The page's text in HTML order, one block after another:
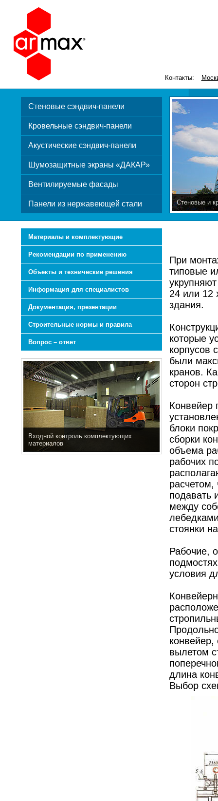
Контакты:
Стеновые сэндвич-панели
Кровельные сэндвич-панели
Акустические сэндвич-панели
Шумозащитные экраны «ДАКАР»
Вентилируемые фасады
Панели из нержавеющей стали Стеновые и
Материалы и комплектующие
Рекомендации по применению
Объекты и технические решения
Информация для специалистов
Документация, презентации
Строительные нормы и правила
Вопрос – ответ
Входной контроль комплектующих
материалов
При
типовые
24 или 12
здания.
которые
корпусов
были
кранов.
сторон
Конвейер
блоки
сборки
объема
рабочих
подавать
между
стоянки
Рабочие,
условия
конвейер,
вылетом
длина
Выбор